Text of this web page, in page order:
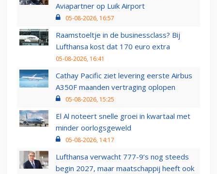
Aviapartner op Luik Airport
05-08-2026, 16:57
Raamstoeltje in de businessclass? Bij
Lufthansa kost dat 170 euro extra
05-08-2026, 16:41
Cathay Pacific ziet levering eerste Airbus
A350F maanden vertraging oplopen
05-08-2026, 15:25
El Al noteert snelle groei in kwartaal met
minder oorlogsgeweld
05-08-2026, 14:17
Lufthansa verwacht 777-9’s nog steeds
begin 2027, maar maatschappij heeft ook